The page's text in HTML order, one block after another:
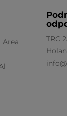
Area
TRC